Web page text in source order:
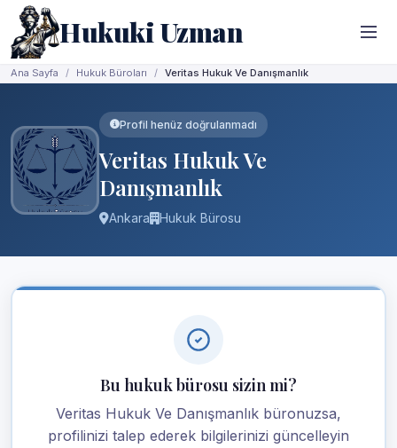
Hukuki Uzman
Ana Sayfa Hukuk Büroları Veritas Hukuk Ve Danışmanlık
Profil henüz doğrulanmadı
Veritas Hukuk Ve
Danışmanlık
Ankara Hukuk Bürosu
Bu hukuk bürosu sizin mi?
Veritas Hukuk Ve Danışmanlık büronuzsa,
profilinizi talep ederek bilgilerinizi güncelleyin